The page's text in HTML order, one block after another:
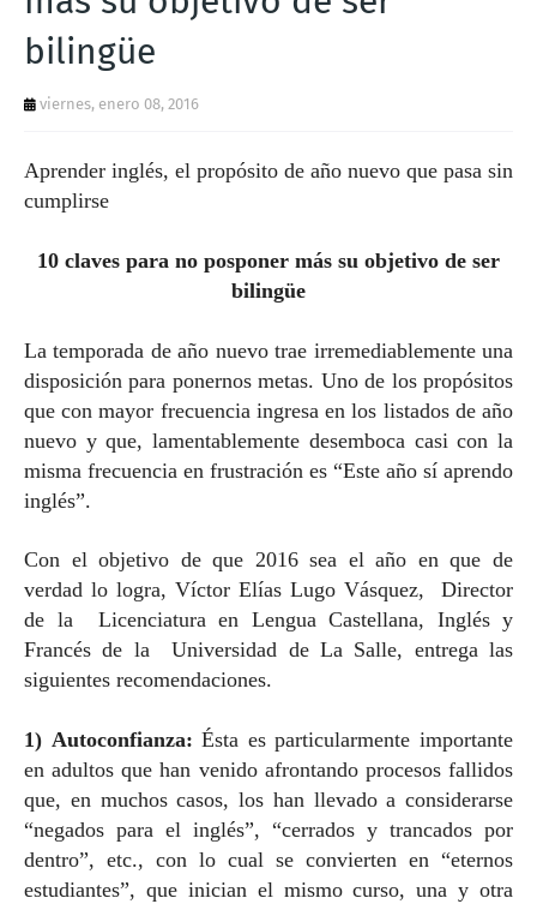
T
S
bilingüe
viernes, enero 08, 2016
Aprender inglés, el propósito de año nuevo que pasa sin
cumplirse
10 claves para no posponer más su objetivo de ser
bilingüe
La temporada de año nuevo trae irremediablemente una
disposición para ponernos metas. Uno de los propósitos
que con mayor frecuencia ingresa en los listados de año
nuevo y que, lamentablemente desemboca casi con la
misma frecuencia en frustración es “Este año sí aprendo
inglés”.
Con el objetivo de que 2016 sea el año en que de
verdad lo logra, Víctor Elías Lugo Vásquez, Director
de la Licenciatura en Lengua Castellana, Inglés y
Francés de la Universidad de La Salle, entrega las
siguientes recomendaciones.
1) Autoconfianza: Ésta es particularmente importante
en adultos que han venido afrontando procesos fallidos
que, en muchos casos, los han llevado a considerarse
“negados para el inglés”, “cerrados y trancados por
dentro”, etc., con lo cual se convierten en “eternos
estudiantes”, que inician el mismo curso, una y otra